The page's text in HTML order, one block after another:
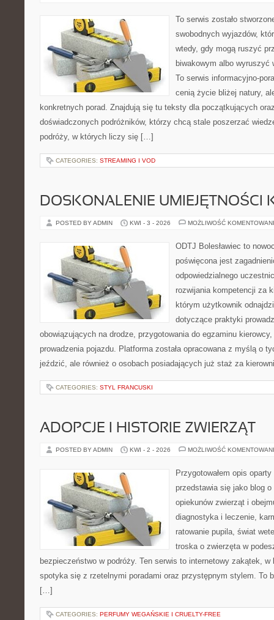
To serwis zostało
swobodnych wyjazdów,
wtedy, gdy mogą ruszyć
biwakowym albo wyruszyć
To serwis informacyjno-
cenią życie bliżej natury,
konkretnych porad. Znajdują się tu teksty dla początkujących
doświadczonych podróżników, którzy chcą stale poszerzać
podróży, w których liczy się […]
CATEGORIES: STREAMING I VOD
DOSKONALENIE UMIEJĘTNOŚCI
POSTED BY ADMIN KWI - 3 - 2026 MOŻLIWOŚĆ
ODTJ Bolesławiec to
poświęcona jest
odpowiedzialnego
rozwijania kompetencji za
którym użytkownik
dotyczące praktyki
obowiązujących na drodze, przygotowania do egzaminu
prowadzenia pojazdu. Platforma została opracowana z myślą o
jeździć, ale również o osobach posiadających już staż za
CATEGORIES: STYL FRANCUSKI
ADOPCJE I HISTORIE ZWIERZĄT
POSTED BY ADMIN KWI - 2 - 2026 MOŻLIWOŚĆ
Przygotowałem opis
przedstawia się jako blog
opiekunów zwierząt i
diagnostyka i leczenie,
ratowanie pupila, świat
troska o zwierzęta w
bezpieczeństwo w podróży. Ten serwis to internetowy zakątek,
spotyka się z rzetelnymi poradami oraz przystępnym stylem. To
[…]
CATEGORIES: PERFUMY WEGAŃSKIE I CRUELTY-FREE